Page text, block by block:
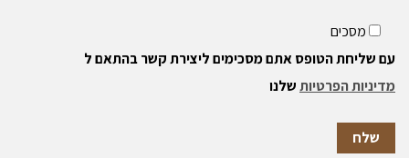
מסכים
עם שליחת הטופס אתם מסכימים ליצירת קשר בהתאם ל
מדיניות הפרטיותשלנו